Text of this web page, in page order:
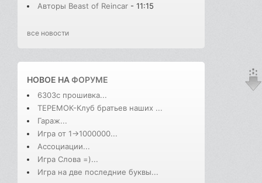
Авторы Beast of Reincar - 11:15
все новости
НОВОЕ НАФОРУМЕ
6303с прошивка...
ТЕРЕМОК-Клуб братьев наших ...
Гараж...
Игра от 1->1000000...
Ассоциации...
Игра Слова =)...
Игра на две последние буквы...